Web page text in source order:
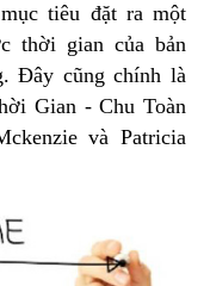
tiêu đặt ra một
thời gian của bản
Đây cũng chính là
Gian - Chu Toàn
và Patricia